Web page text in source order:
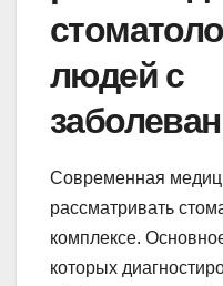
людей с
Современная
рассматривать
комплексе.
которых